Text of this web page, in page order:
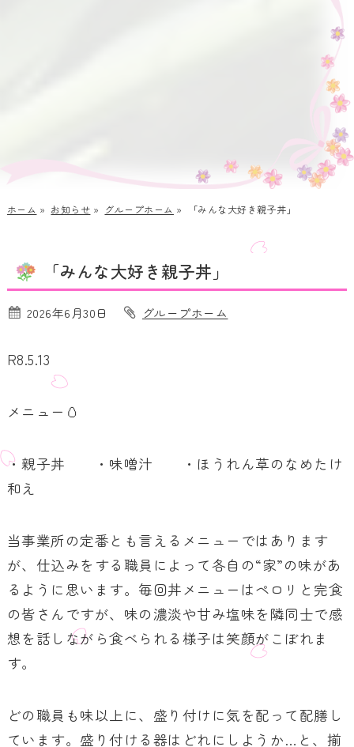
ホーム » お知らせ » グループホーム » 「みんな大好き親子丼」
「みんな大好き親子丼」
2026年6月30日 グループホーム
R8.5.13
メニュー🥚
・親子丼 ・味噌汁 ・ほうれん草のなめたけ
和え
当事業所の定番とも言えるメニューではあります
が、仕込みをする職員によって各自の“家”の味があ
るように思います。毎回丼メニューはペロリと完食
の皆さんですが、味の濃淡や甘み塩味を隣同士で感
想を話しながら食べられる様子は笑顔がこぼれま
す。
どの職員も味以上に、盛り付けに気を配って配膳し
ています。盛り付ける器はどれにしようか…と、揃